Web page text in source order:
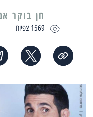
1569 צפיות